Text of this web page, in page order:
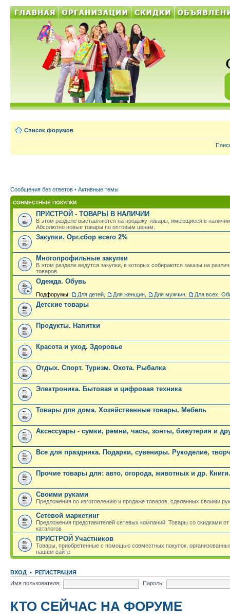
Список форумов
Сообщения без ответов • Активные темы
СОВМЕСТНЫЕ ПОКУПКИ
ПРИСТРОЙ - ТОВАРЫ В НАЛИЧИИ
В этом разделе выставляются на продажу товары, имеющиеся в
Абсолютно новые товары по оптовым ценам.
Закупки. Орг.сбор всего 2%
Многопрофильные закупки
В этом разделе ведутся закупки, в которых собираются заказы на
товаров
Одежда. Обувь
Подфорумы: Для детей Для женщин Для мужчин Для всех.
Детские товары
Продукты. Напитки
Красота и уход. Здоровье
Отдых. Спорт. Туризм. Охота. Рыбалка
Электроника. Бытовая и цифровая техника
Товары для дома. Хозяйственные товары. Мебель
Аксессуары - сумки, ремни, часы, зонты, бижутерия и
Все для праздника. Подарки, сувениры. Рукоделие,
Прочие товары для: авто, огорода, животных и др.
Своими руками
Предложения по изготовлению и продаже товаров, сделанных своими
Сетевой маркетинг
Предложения представителей сетевых компаний. Товары со скидками
каталогов
ПРИСТРОЙ Участников
Товары, приобретенные с помощью совместных покупок,
нашем сайте
ВХОД • РЕГИСТРАЦИЯ
Имя пользователя:
Пароль:
КТО СЕЙЧАС НА ФОРУМЕ